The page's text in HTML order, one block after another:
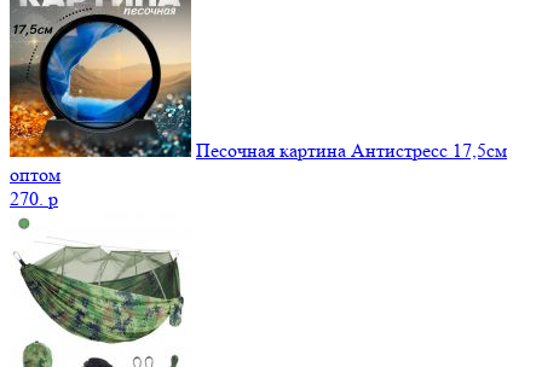
Песочная картина Антистресс 17,5см
оптом
270. p